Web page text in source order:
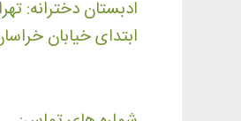
ادبستان دخترانه:
ابتدای خیابان